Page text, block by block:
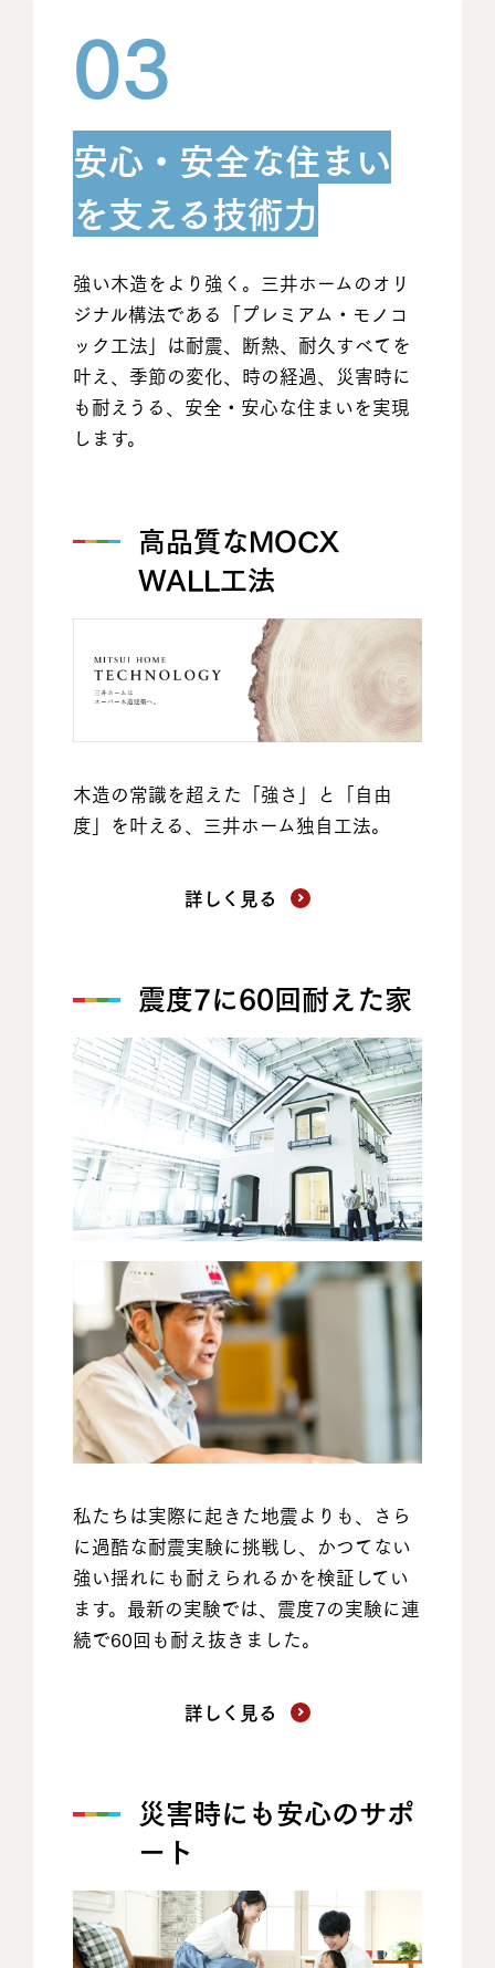
03
安心・安全な住まい
を支える技術力
強い木造をより強く。三井ホームのオリ
ジナル構法である「プレミアム・モノコ
ック工法」は耐震、断熱、耐久すべてを
叶え、季節の変化、時の経過、災害時に
も耐えうる、安全・安心な住まいを実現
します。
高品質なMOCX
WALL工法
木造の常識を超えた「強さ」と「自由
度」を叶える、三井ホーム独自工法。
詳しく見る
震度7に60回耐えた家
私たちは実際に起きた地震よりも、さら
に過酷な耐震実験に挑戦し、かつてない
強い揺れにも耐えられるかを検証してい
ます。最新の実験では、震度7の実験に連
続で60回も耐え抜きました。
詳しく見る
災害時にも安心のサポ
ート